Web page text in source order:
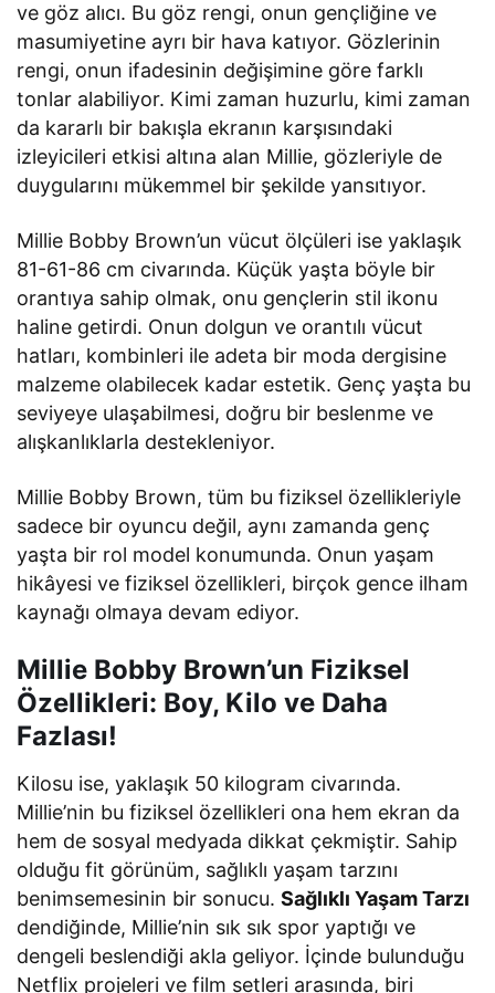
ve göz alıcı. Bu göz rengi, onun gençliğine ve
masumiyetine ayrı bir hava katıyor. Gözlerinin
rengi, onun ifadesinin değişimine göre farklı
tonlar alabiliyor. Kimi zaman huzurlu, kimi zaman
da kararlı bir bakışla ekranın karşısındaki
izleyicileri etkisi altına alan Millie, gözleriyle de
duygularını mükemmel bir şekilde yansıtıyor.
Millie Bobby Brown’un vücut ölçüleri ise yaklaşık
81-61-86 cm civarında. Küçük yaşta böyle bir
orantıya sahip olmak, onu gençlerin stil ikonu
haline getirdi. Onun dolgun ve orantılı vücut
hatları, kombinleri ile adeta bir moda dergisine
malzeme olabilecek kadar estetik. Genç yaşta bu
seviyeye ulaşabilmesi, doğru bir beslenme ve
alışkanlıklarla destekleniyor.
Millie Bobby Brown, tüm bu fiziksel özellikleriyle
sadece bir oyuncu değil, aynı zamanda genç
yaşta bir rol model konumunda. Onun yaşam
hikâyesi ve fiziksel özellikleri, birçok gence ilham
kaynağı olmaya devam ediyor.
Millie Bobby Brown’un Fiziksel
Özellikleri: Boy, Kilo ve Daha
Fazlası!
Kilosu ise, yaklaşık 50 kilogram civarında.
Millie’nin bu fiziksel özellikleri ona hem ekran da
hem de sosyal medyada dikkat çekmiştir. Sahip
olduğu fit görünüm, sağlıklı yaşam tarzını
benimsemesinin bir sonucu.Sağlıklı Yaşam Tarzı
dendiğinde, Millie’nin sık sık spor yaptığı ve
dengeli beslendiği akla geliyor. İçinde bulunduğu
Netflix projeleri ve film setleri arasında, biri